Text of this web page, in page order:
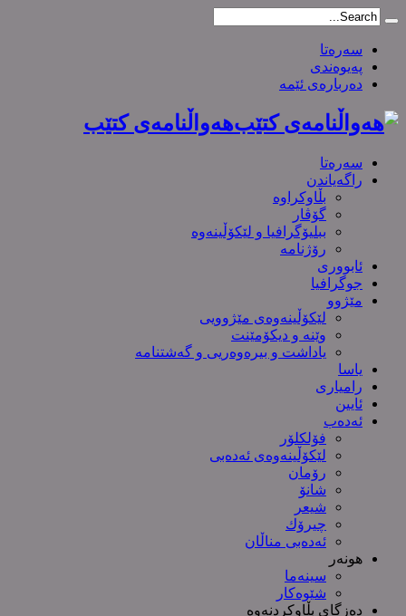
سەرەتا
پەیوەندی
دەربارەی ئێمە
هەواڵنامەی کتێب
سەرەتا
راگەیاندن
بڵاوکراوە
گۆڤار
ببلیۆگرافیا و لێکۆڵینەوە
رۆژنامە
ئابووری
جوگرافیا
مێژوو
لێکۆڵینەوەی مێژوویی
وێنە و دیکۆمێنت
یاداشت و بیره‌وه‌ریی و گەشتنامە
یاسا
رامیاری
ئایین
ئەدەب
فۆلکلۆر
لێکۆڵینەوەی ئەدەبی
رۆمان
شانۆ
شیعر
چیرۆك
ئەدەبی مناڵان
هونەر
سینەما
شێوەکار
دەزگای بڵاوکردنەوە